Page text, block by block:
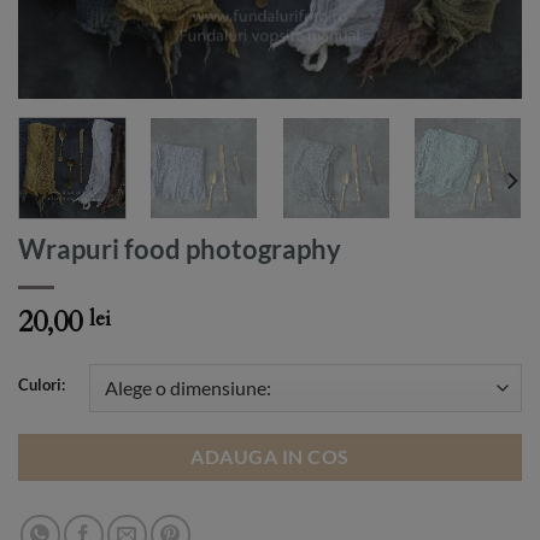
Wrapuri food photography
20,00 lei
Culori:
ADAUGA IN COS